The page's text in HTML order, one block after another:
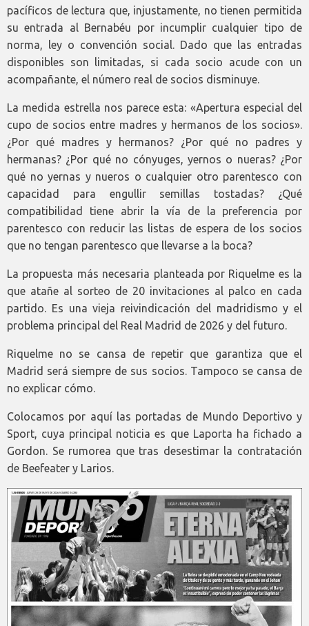
pacíficos de lectura que, injustamente, no tienen permitida
su entrada al Bernabéu por incumplir cualquier tipo de
norma, ley o convención social. Dado que las entradas
disponibles son limitadas, si cada socio acude con un
acompañante, el número real de socios disminuye.
La medida estrella nos parece esta: «Apertura especial del
cupo de socios entre madres y hermanos de los socios».
¿Por qué madres y hermanos? ¿Por qué no padres y
hermanas? ¿Por qué no cónyuges, yernos o nueras? ¿Por
qué no yernas y nueros o cualquier otro parentesco con
capacidad para engullir semillas tostadas? ¿Qué
compatibilidad tiene abrir la vía de la preferencia por
parentesco con reducir las listas de espera de los socios
que no tengan parentesco que llevarse a la boca?
La propuesta más necesaria planteada por Riquelme es la
que atañe al sorteo de 20 invitaciones al palco en cada
partido. Es una vieja reivindicación del madridismo y el
problema principal del Real Madrid de 2026 y del futuro.
Riquelme no se cansa de repetir que garantiza que el
Madrid será siempre de sus socios. Tampoco se cansa de
no explicar cómo.
Colocamos por aquí las portadas de Mundo Deportivo y
Sport, cuya principal noticia es que Laporta ha fichado a
Gordon. Se rumorea que tras desestimar la contratación
de Beefeater y Larios.